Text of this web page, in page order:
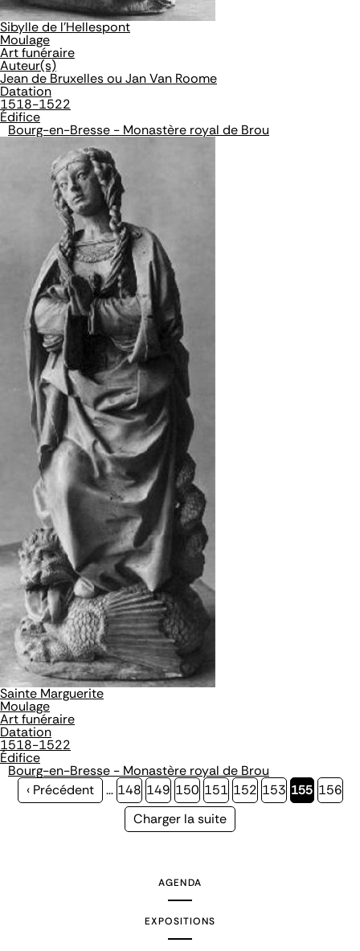
Sibylle de l'Hellespont
Moulage
Art funéraire
Auteur(s)
Jean de Bruxelles ou Jan Van Roome
Datation
1518-1522
Édifice
Bourg-en-Bresse - Monastère royal de Brou
Sainte Marguerite
Moulage
Art funéraire
Datation
1518-1522
Édifice
Bourg-en-Bresse - Monastère royal de Brou
Page
‹ Précédent … Page
148 Page
149 Page
150 Page
151 Page
152 Page
153 Page
155 Page
156
Page
Charger la suite
AGENDA
EXPOSITIONS